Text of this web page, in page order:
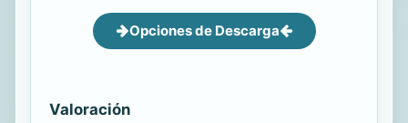
Opciones de Descarga
Valoración